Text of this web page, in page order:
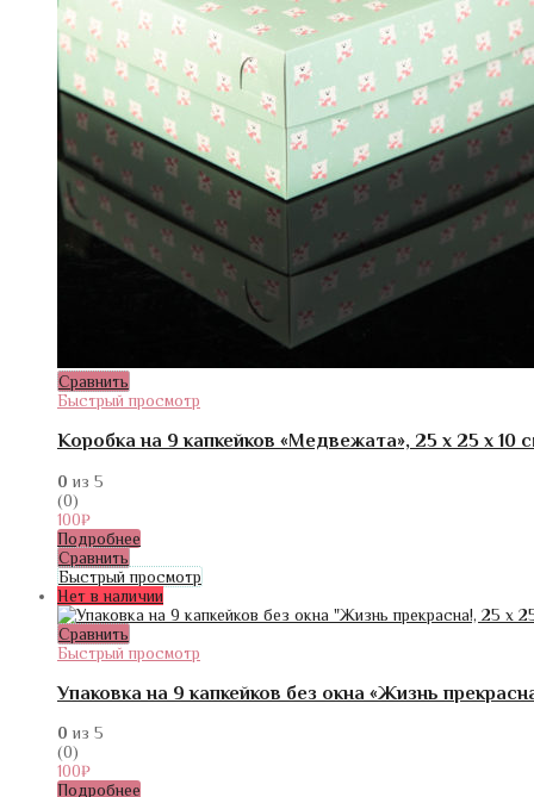
Сравнить
Быстрый просмотр
Коробка на 9 капкейков «Медвежата», 25 х 25 х 10
0 из 5
(0)
100₽
Подробнее
Сравнить
Быстрый просмотр
Нет в наличии
Сравнить
Быстрый просмотр
Упаковка на 9 капкейков без окна «Жизнь
0 из 5
(0)
100₽
Подробнее